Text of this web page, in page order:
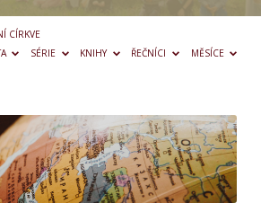
CÍRKVE
SÉRIE KNIHY ŘEČNÍCI MĚSÍCE